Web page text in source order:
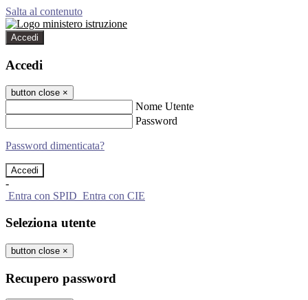
Salta al contenuto
Accedi
Accedi
button close ×
Nome Utente
Password
Password dimenticata?
-
Entra con SPID Entra con CIE
Seleziona utente
button close ×
Recupero password